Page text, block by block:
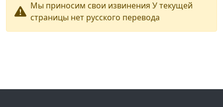
Мы приносим свои извинения У текущей
страницы нет русского перевода